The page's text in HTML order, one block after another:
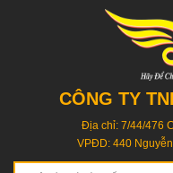
CÔNG TY
Địa chỉ: 7/44/476
VPĐD: 440